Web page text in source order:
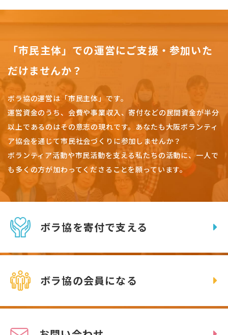
「市民主体」での運営にご支援・参加いた
だけませんか？
ボラ協の運営は「市民主体」です。
運営資金のうち、会費や事業収入、寄付などの民間資金が半分
以上であるのはその意志の現れです。 あなたも大阪ボランティ
ア協会を通じて市民社会づくりに参加しませんか？
ボランティア活動や市民活動を支える私たちの活動に、一人で
も多くの方が加わってくださることを願っています。
ボラ協を寄付で支える
ボラ協の会員になる